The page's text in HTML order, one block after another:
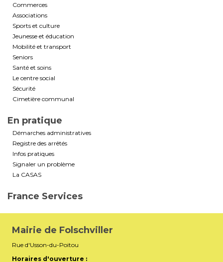
Commerces
Associations
Sports et culture
Jeunesse et éducation
Mobilité et transport
Seniors
Santé et soins
Le centre social
Sécurité
Cimetière communal
En pratique
Démarches administratives
Registre des arrêtés
Infos pratiques
Signaler un problème
La CASAS
France Services
Mairie de Folschviller
Rue d'Usson-du-Poitou
Horaires d'ouverture :